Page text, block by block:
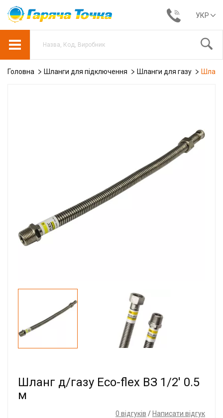
УКР
Головна Шланги для підключення Шланги для газу
Шланг д/газу Eco-flex ВЗ 1/2' 0.5
м
0 відгуків / Написати відгук